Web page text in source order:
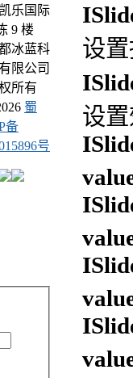
设
设
乐国际
9 楼
冰蓝科
限公司
所有
蜀
备
号